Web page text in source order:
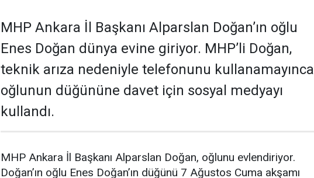
MHP Ankara İl Başkanı Alparslan Doğan’ın oğlu
Enes Doğan dünya evine giriyor. MHP’li Doğan,
teknik arıza nedeniyle telefonunu kullanamayınca
oğlunun düğününe davet için sosyal medyayı
kullandı.
MHP Ankara İl Başkanı Alparslan Doğan, oğlunu evlendiriyor.
Doğan’ın oğlu Enes Doğan’ın düğünü 7 Ağustos Cuma akşamı